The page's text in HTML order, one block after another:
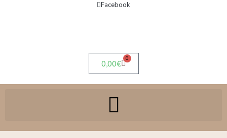
Facebook
0,00€
0